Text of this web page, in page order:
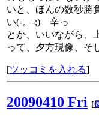
いと、ほんの数秒勝
い(-。-;) 辛っ
とか、いいながら、
って、夕方現像、そ
[ツッコミを入れる]
20090410 Fri [